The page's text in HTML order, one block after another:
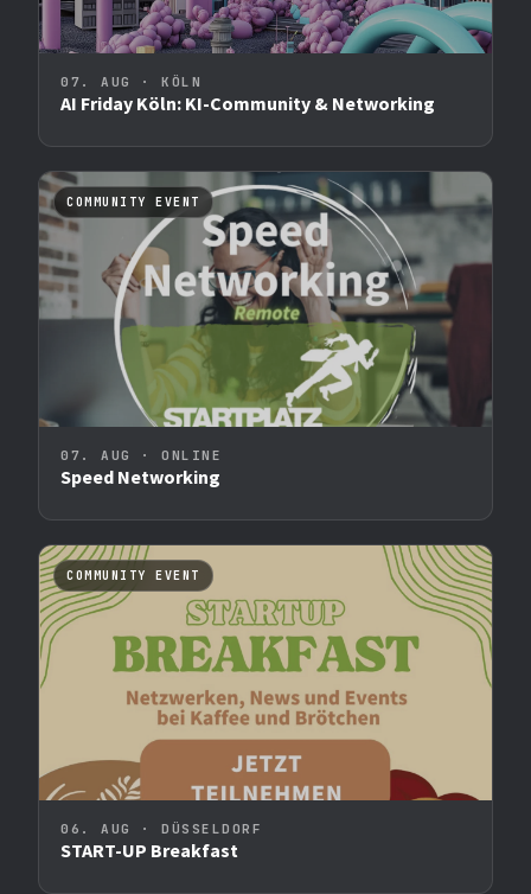
07. AUG · KÖLN
AI Friday Köln: KI-Community & Networking
COMMUNITY EVENT
07. AUG · ONLINE
Speed Networking
COMMUNITY EVENT
06. AUG · DÜSSELDORF
START-UP Breakfast